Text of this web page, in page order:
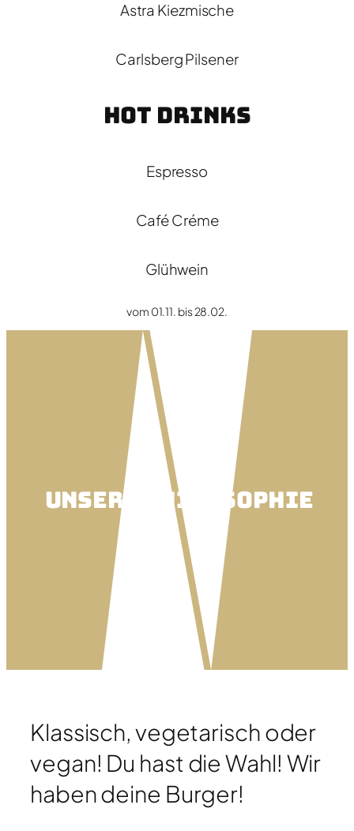
Astra Kiezmische
Carlsberg Pilsener
Hot Drinks
Espresso
Café Créme
Glühwein
vom 01.11. bis 28.02.
Unsere Philosophie
Klassisch, vegetarisch oder
vegan! Du hast die Wahl! Wir
haben deine Burger!